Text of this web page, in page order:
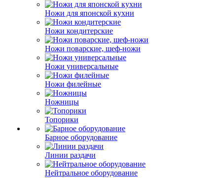
Ножи для японской кухни
Ножи кондитерские
Ножи поварские, шеф-ножи
Ножи универсальные
Ножи филейные
Ножницы
Топорики
Барное оборудование
Линии раздачи
Нейтральное оборудование